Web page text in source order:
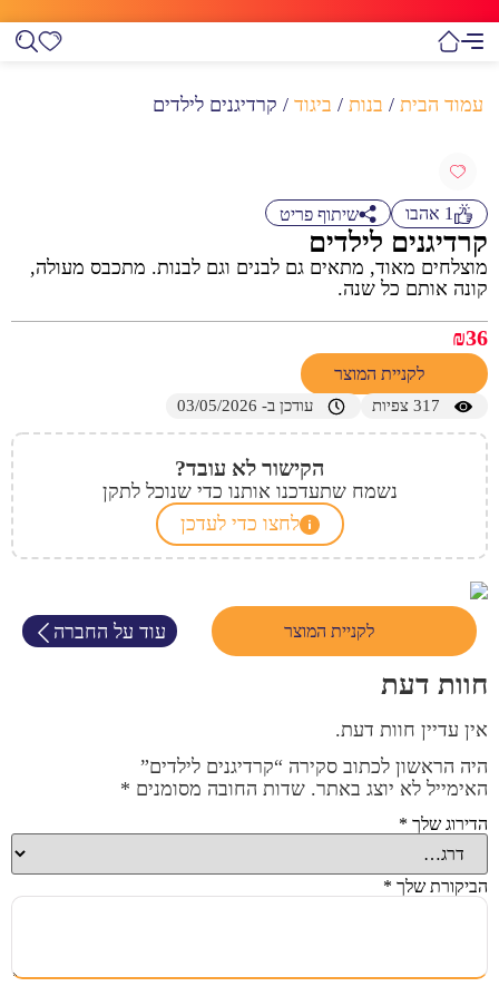
עמוד הבית / בנות / ביגוד / קרדיגנים לילדים
1 אהבו שיתוף פריט
קרדיגנים לילדים
מוצלחים מאוד, מתאים גם לבנים וגם לבנות. מתכבס מעולה,
קונה אותם כל שנה.
₪36
לקניית המוצר
317 צפיות עודכן ב- 03/05/2026
הקישור לא עובד?
נשמח שתעדכנו אותנו כדי שנוכל לתקן
לחצו כדי לעדכן
לקניית המוצר עוד על החברה
חוות דעת
אין עדיין חוות דעת.
היה הראשון לכתוב סקירה “קרדיגנים לילדים”
האימייל לא יוצג באתר. שדות החובה מסומנים *
הדירוג שלך *
הביקורת שלך *